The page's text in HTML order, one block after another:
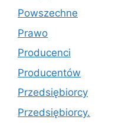
Powszechne
Prawo
Producenci
Producentów
Przedsiębiorcy
Przedsiębiorcy.